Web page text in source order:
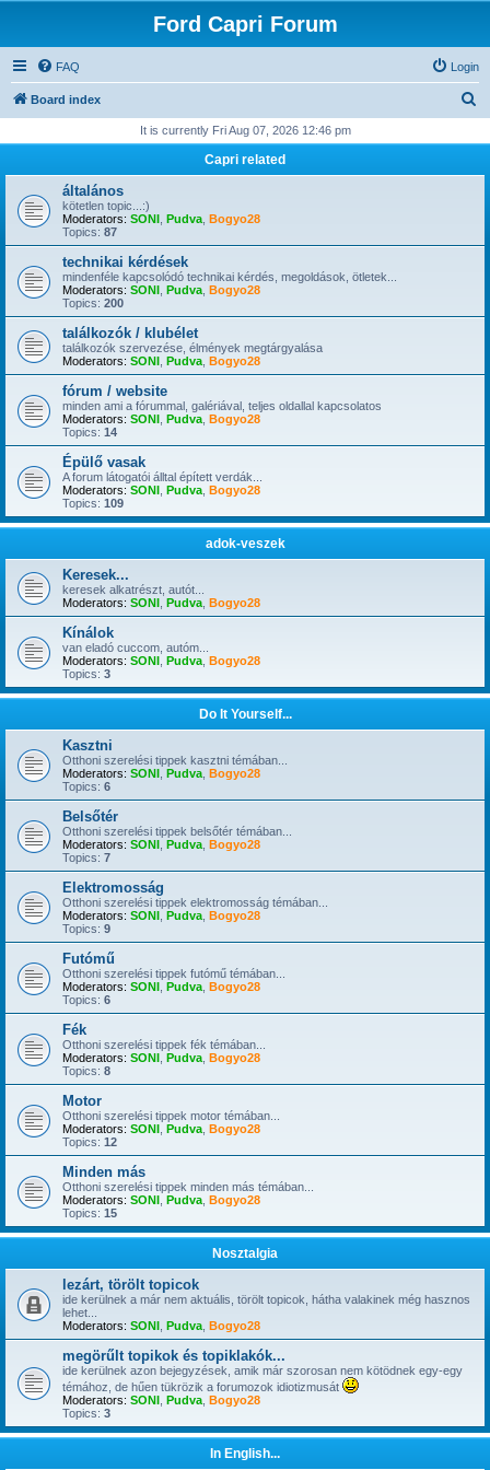
Ford Capri Forum
FAQ Login
Board index
r
It is currently Fri Aug 07, 2026 12:46 pm
Capri related
általános
kötetlen topic...:)
Moderators: SONI Pudva Bogyo28
Topics: 87
technikai kérdések
mindenféle kapcsolódó technikai kérdés, megoldások, ötletek...
Moderators: SONI Pudva Bogyo28
Topics: 200
találkozók / klubélet
találkozók szervezése, élmények megtárgyalása
Moderators: SONI Pudva Bogyo28
fórum / website
minden ami a fórummal, galériával, teljes oldallal kapcsolatos
Moderators: SONI Pudva Bogyo28
Topics: 14
Épülő vasak
A forum látogatói álltal épített verdák...
Moderators: SONI Pudva Bogyo28
Topics: 109
adok-veszek
Keresek...
keresek alkatrészt, autót...
Moderators: SONI Pudva Bogyo28
Kínálok
van eladó cuccom, autóm...
Moderators: SONI Pudva Bogyo28
Topics: 3
Do It Yourself...
Kasztni
Otthoni szerelési tippek kasztni témában...
Moderators: SONI Pudva Bogyo28
Topics: 6
Belsőtér
Otthoni szerelési tippek belsőtér témában...
Moderators: SONI Pudva Bogyo28
Topics: 7
Elektromosság
Otthoni szerelési tippek elektromosság témában...
Moderators: SONI Pudva Bogyo28
Topics: 9
Futómű
Otthoni szerelési tippek futómű témában...
Moderators: SONI Pudva Bogyo28
Topics: 6
Fék
Otthoni szerelési tippek fék témában...
Moderators: SONI Pudva Bogyo28
Topics: 8
Motor
Otthoni szerelési tippek motor témában...
Moderators: SONI Pudva Bogyo28
Topics: 12
Minden más
Otthoni szerelési tippek minden más témában...
Moderators: SONI Pudva Bogyo28
Topics: 15
Nosztalgia
lezárt, törölt topicok
ide kerülnek a már nem aktuális, törölt topicok, hátha valakinek még hasznos
lehet...
Moderators: SONI Pudva Bogyo28
megörűlt topikok és topiklakók...
ide kerülnek azon bejegyzések, amik már szorosan nem kötödnek egy-egy
témához, de hűen tükrözik a forumozok idiotizmusát
Moderators: SONI Pudva Bogyo28
Topics: 3
In English...